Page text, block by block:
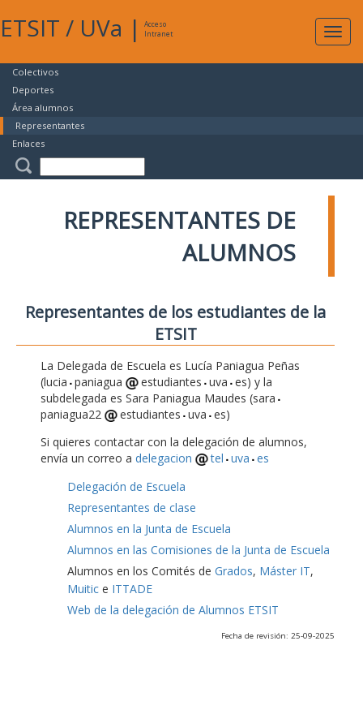
ETSIT / UVa |
Acceso
Intranet
Colectivos
Deportes
Área alumnos
Representantes
Enlaces
REPRESENTANTES DE
ALUMNOS
Representantes de los estudiantes de la
ETSIT
La Delegada de Escuela es Lucía Paniagua Peñas
(lucia paniagua estudiantes uva es) y la
subdelegada es Sara Paniagua Maudes (sara
paniagua22
estudiantes uva es)
Si quieres contactar con la delegación de alumnos,
envía un correo a delegacion tel uva es
Delegación de Escuela
Representantes de clase
Alumnos en la Junta de Escuela
Alumnos en las Comisiones de la Junta de Escuela
Alumnos en los Comités de Grados, Máster IT,
Muitic e ITTADE
Web de la delegación de Alumnos ETSIT
Fecha de revisión: 25-09-2025